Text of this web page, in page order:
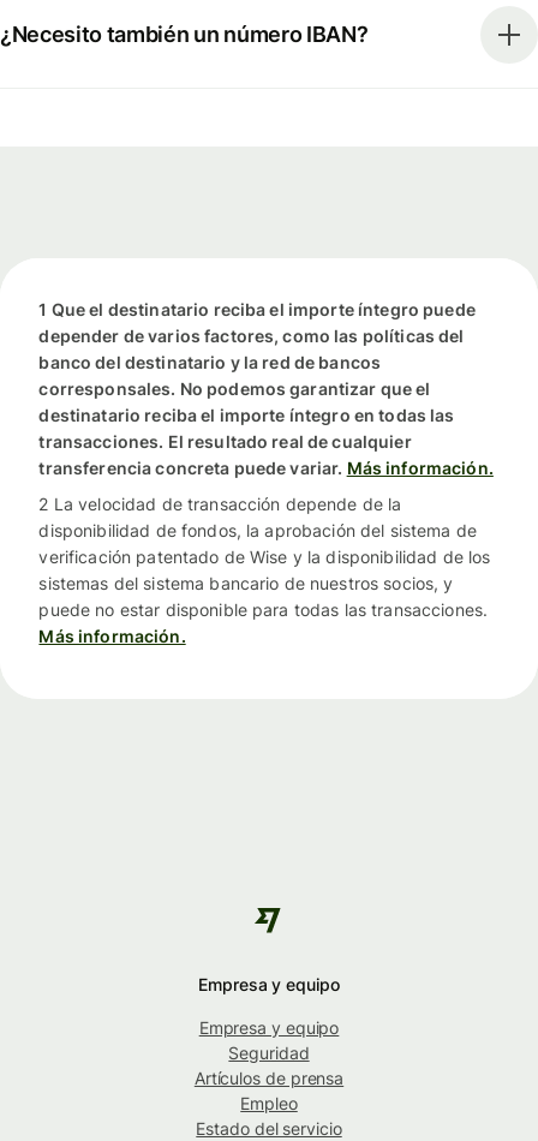
¿Necesito también un número IBAN?
1 Que el destinatario reciba el importe íntegro puede
depender de varios factores, como las políticas del
banco del destinatario y la red de bancos
corresponsales. No podemos garantizar que el
destinatario reciba el importe íntegro en todas las
transacciones. El resultado real de cualquier
transferencia concreta puede variar. Más información.
2 La velocidad de transacción depende de la
disponibilidad de fondos, la aprobación del sistema de
verificación patentado de Wise y la disponibilidad de los
sistemas del sistema bancario de nuestros socios, y
puede no estar disponible para todas las transacciones.
Más información.
Empresa y equipo
Empresa y equipo
Seguridad
Artículos de prensa
Empleo
Estado del servicio